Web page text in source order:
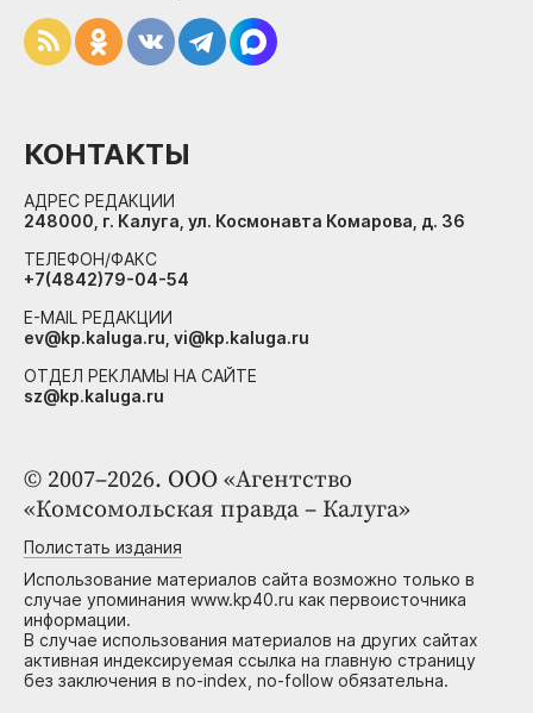
© 2007–2026. ООО «Агентство
«Комсомольская правда – Калуга»
Полистать издания
Использование материалов сайта возможно только в
случае упоминания www.kp40.ru как первоисточника
информации.
В случае использования материалов на других сайтах
активная индексируемая ссылка на главную страницу
без заключения в no-index, no-follow обязательна.
КОНТАКТЫ
АДРЕС РЕДАКЦИИ
248000, г. Калуга, ул. Космонавта Комарова, д. 36
ТЕЛЕФОН/ФАКС
+7(4842)79-04-54
E-MAIL РЕДАКЦИИ
ev@kp.kaluga.ru, vi@kp.kaluga.ru
ОТДЕЛ РЕКЛАМЫ НА САЙТЕ
sz@kp.kaluga.ru